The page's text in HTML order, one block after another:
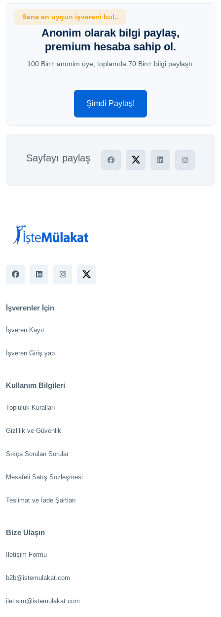
Sana en uygun işvereni bul..
Anonim olarak bilgi paylaş,
premium hesaba sahip ol.
100 Bin+ anonim üye, toplamda 70 Bin+ bilgi paylaştı.
Şimdi Paylaş!
Sayfayı paylaş
İşverenler İçin
İşveren Kayıt
İşveren Giriş yap
Kullanım Bilgileri
Topluluk Kuralları
Gizlilik ve Güvenlik
Sıkça Sorulan Sorular
Mesafeli Satış Sözleşmesi
Teslimat ve İade Şartları
Bize Ulaşın
İletişim Formu
b2b@istemulakat.com
iletisim@istemulakat.com